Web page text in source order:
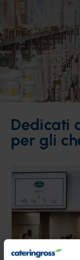
Dedicati
per gli